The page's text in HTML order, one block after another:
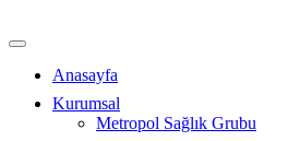
atla
Anasayfa
Kurumsal
Metropol Sağlık Grubu